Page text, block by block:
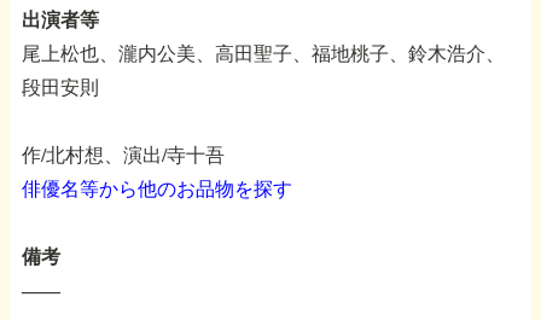
出演者等
尾上松也、瀧内公美、高田聖子、福地桃子、鈴木浩介、
段田安則
作/北村想、演出/寺十吾
俳優名等から他のお品物を探す
備考
――